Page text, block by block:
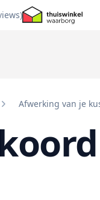
Afwerking van je